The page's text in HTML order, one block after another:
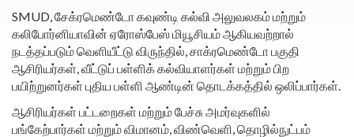
SMUD, சேக்ரமெண்டோ கவுண்டி கல்வி அலுவலகம் மற்றும்
கலிபோர்னியாவின் ஏரோஸ்பேஸ் மியூசியம் ஆகியவற்றால்
நடத்தப்படும் வெளியீட்டு விருந்தில், சாக்ரமெண்டோ பகுதி
ஆசிரியர்கள், வீட்டுப் பள்ளிக் கல்வியாளர்கள் மற்றும் பிற
பயிற்றுனர்கள் புதிய பள்ளி ஆண்டின் தொடக்கத்தில் ஒலிப்பார்கள்.
ஆசிரியர்கள் பட்டறைகள் மற்றும் பேச்சு அமர்வுகளில்
பங்கேற்பார்கள் மற்றும் விமானம், விண்வெளி, தொழில்நுட்பம்